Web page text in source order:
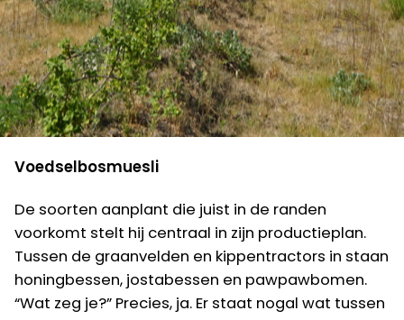
Voedselbosmuesli
De soorten aanplant die juist in de randen
voorkomt stelt hij centraal in zijn productieplan.
Tussen de graanvelden en kippentractors in staan
honingbessen, jostabessen en pawpawbomen.
“Wat zeg je?” Precies, ja. Er staat nogal wat tussen